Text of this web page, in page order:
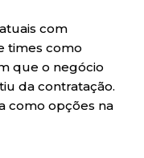
com
times como
que o negócio
da contratação.
como opções na